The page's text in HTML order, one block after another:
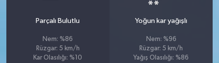
Parçalı Bulutlu
Nem: %86
Rüzgar: 5 km/h
Kar Olasılığı: %10
Yoğun kar yağışlı
Nem: %96
Rüzgar: 5 km/h
Yağış Olasılığı: %86